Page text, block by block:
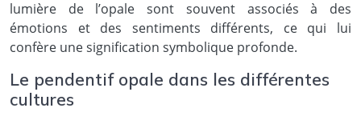
lumière de l’opale sont souvent associés à des
émotions et des sentiments différents, ce qui lui
confère une signification symbolique profonde.
Le pendentif opale dans les différentes
cultures